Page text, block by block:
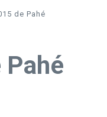
de Pahé
Pahé